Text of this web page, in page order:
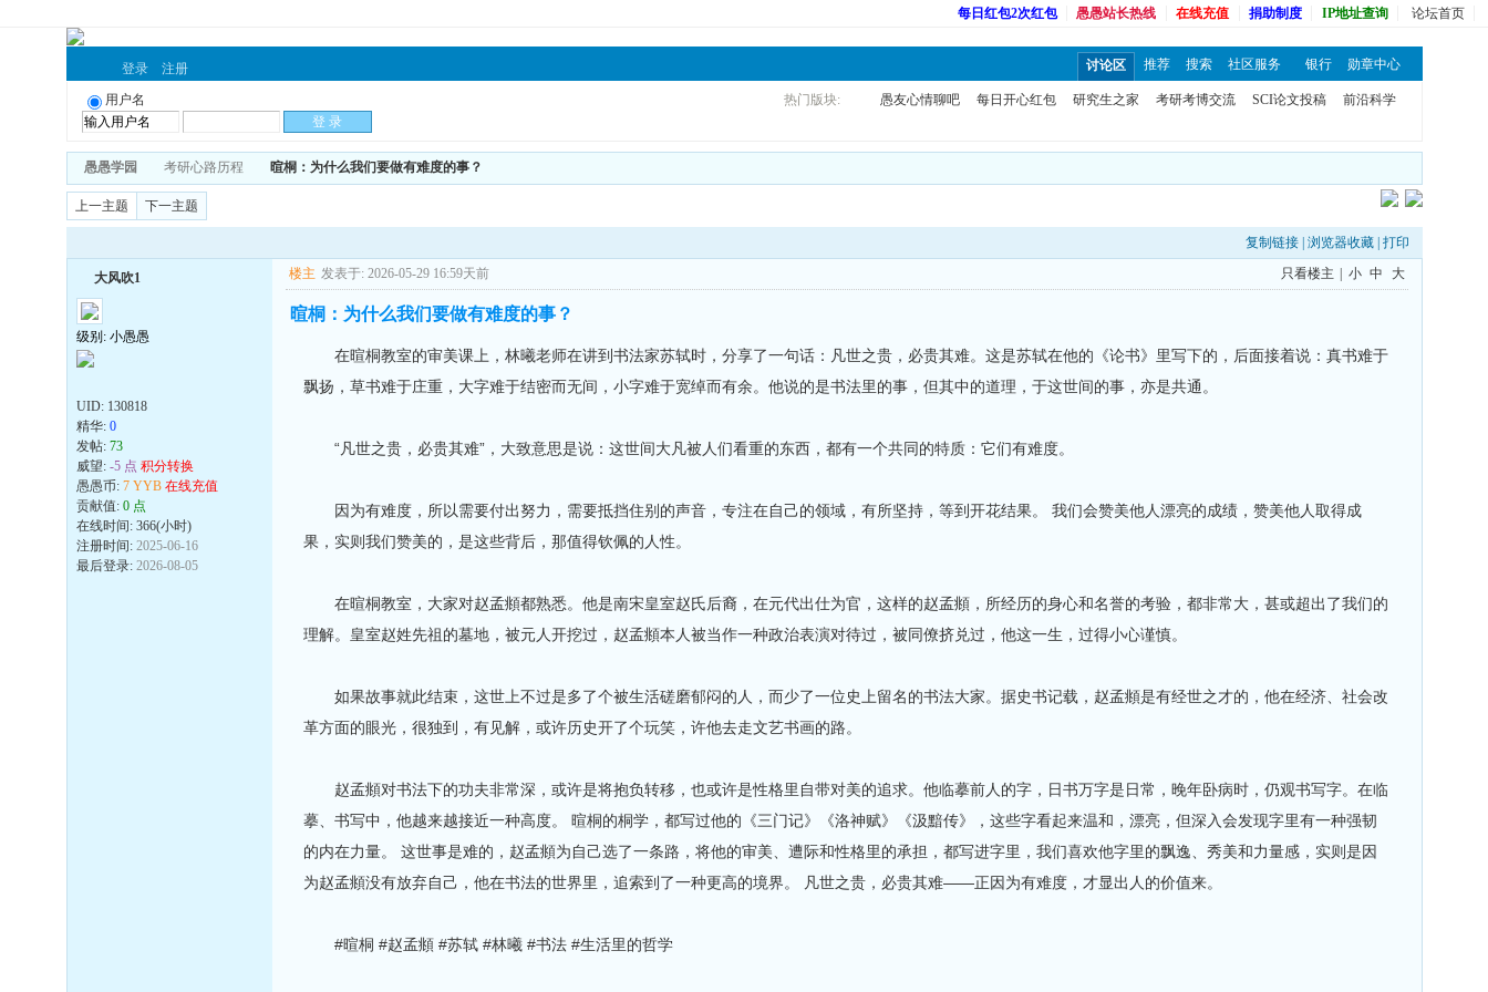
每日红包2次红包 愚愚站长热线 在线充值 捐助制度 IP地址查询 论坛首页
登录 注册 讨论区 推荐 搜索 社区服务 银行 勋章中心
用户名 热门版块: 愚友心情聊吧 每日开心红包 研究生之家 考研考博交流 SCI论文投稿 前沿科学
愚愚学园 考研心路历程 暄桐：为什么我们要做有难度的事？
上一主题 下一主题
复制链接| 浏览器收藏| 打印
大风吹1
级别: 小愚愚
UID: 130818
精华: 0
发帖: 73
威望: -5 点 积分转换
愚愚币: 7 YYB 在线充值
贡献值: 0 点
在线时间: 366(小时)
注册时间: 2025-06-16
最后登录: 2026-08-05
楼主 发表于: 2026-05-29 16:59天前 只看楼主 小 中 大
暄桐：为什么我们要做有难度的事？
在暄桐教室的审美课上，林曦老师在讲到书法家苏轼时，分享了一句话：凡世之贵，必贵其难。这是苏轼在他的《论书》里写下的，后面接着说：真书难于
飘扬，草书难于庄重，大字难于结密而无间，小字难于宽绰而有余。他说的是书法里的事，但其中的道理，于这世间的事，亦是共通。
“凡世之贵，必贵其难”，大致意思是说：这世间大凡被人们看重的东西，都有一个共同的特质：它们有难度。
因为有难度，所以需要付出努力，需要抵挡住别的声音，专注在自己的领域，有所坚持，等到开花结果。 我们会赞美他人漂亮的成绩，赞美他人取得成
果，实则我们赞美的，是这些背后，那值得钦佩的人性。
在暄桐教室，大家对赵孟頫都熟悉。他是南宋皇室赵氏后裔，在元代出仕为官，这样的赵孟頫，所经历的身心和名誉的考验，都非常大，甚或超出了我们的
理解。皇室赵姓先祖的墓地，被元人开挖过，赵孟頫本人被当作一种政治表演对待过，被同僚挤兑过，他这一生，过得小心谨慎。
如果故事就此结束，这世上不过是多了个被生活磋磨郁闷的人，而少了一位史上留名的书法大家。据史书记载，赵孟頫是有经世之才的，他在经济、社会改
革方面的眼光，很独到，有见解，或许历史开了个玩笑，许他去走文艺书画的路。
赵孟頫对书法下的功夫非常深，或许是将抱负转移，也或许是性格里自带对美的追求。他临摹前人的字，日书万字是日常，晚年卧病时，仍观书写字。在临
摹、书写中，他越来越接近一种高度。 暄桐的桐学，都写过他的《三门记》《洛神赋》《汲黯传》，这些字看起来温和，漂亮，但深入会发现字里有一种强韧
的内在力量。 这世事是难的，赵孟頫为自己选了一条路，将他的审美、遭际和性格里的承担，都写进字里，我们喜欢他字里的飘逸、秀美和力量感，实则是因
为赵孟頫没有放弃自己，他在书法的世界里，追索到了一种更高的境界。 凡世之贵，必贵其难——正因为有难度，才显出人的价值来。
#暄桐 #赵孟頫 #苏轼 #林曦 #书法 #生活里的哲学